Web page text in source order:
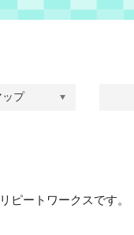
ップ
ピートワークスです。